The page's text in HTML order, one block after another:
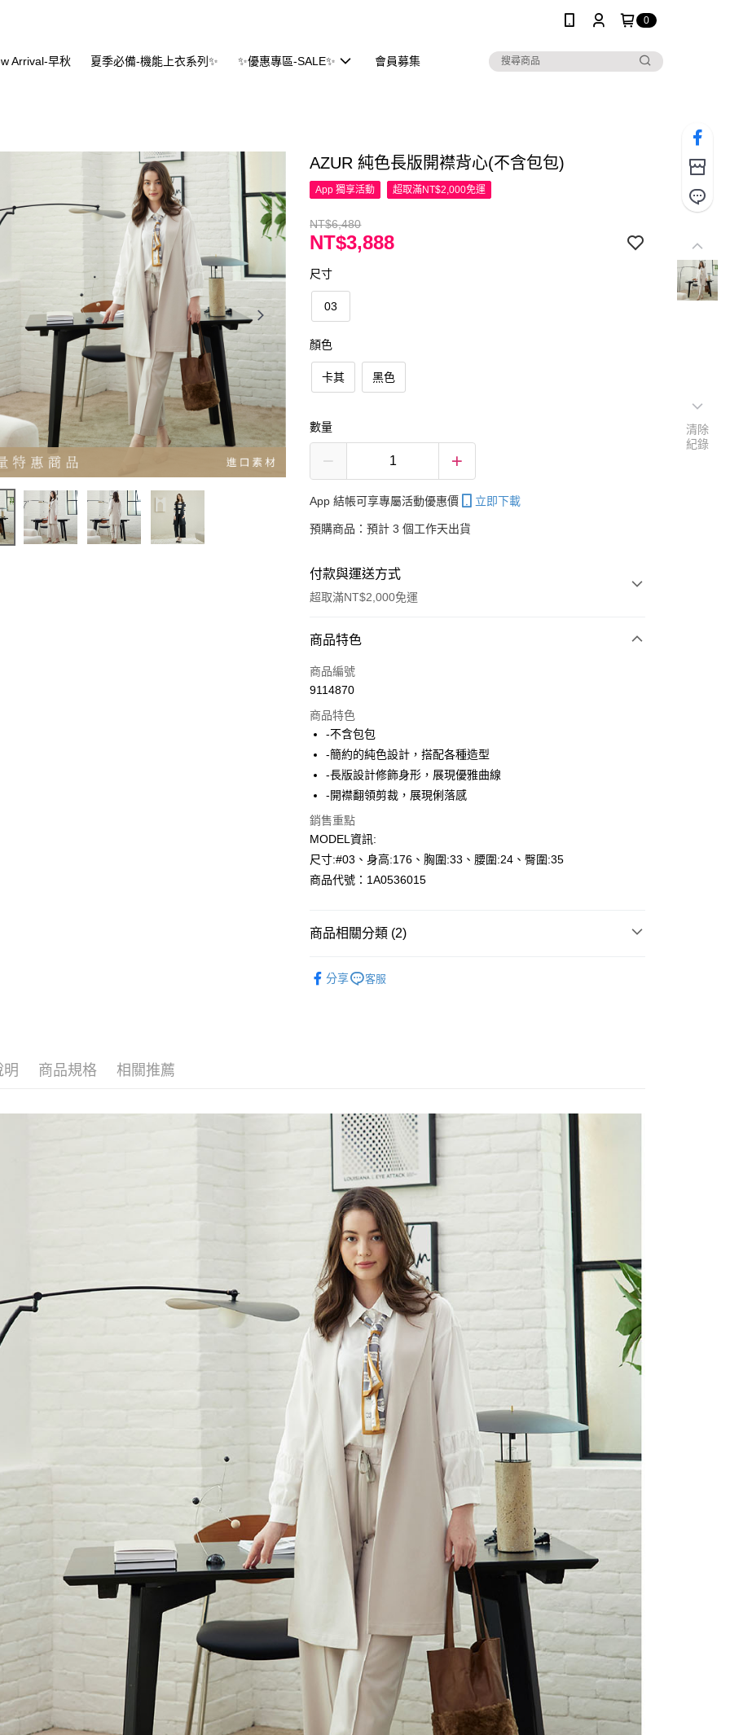
0
Arrival-早秋 夏季必備-機能上衣系列✨ ✨優惠專區-SALE✨ 會員募集
AZUR 純色長版開襟背心(不含包包)
App 獨享活動 超取滿NT$2,000免運
NT$6,480
NT$3,888
尺寸
03
顏色
卡其 黑色
數量
App 結帳可享專屬活動優惠價 立即下載
預購商品：預計 3 個工作天出貨
付款與運送方式
超取滿NT$2,000免運
付款方式
信用卡一次付款
LINE Pay
Apple Pay
悠遊付
Google Pay
相關說明
【關於「AFTEE先享後付」】
１．簡單：不需註冊會員、不需綁卡、不需儲值。
２．便利：只要手機號碼，簡訊認證，即可結帳。
【「AFTEE先享後付」結帳流程】
※ 交易是否成功請以「AFTEE先享後付 」之結帳頁面顯示為準，若有關於
是否繳費成功／繳費後需取消欲退款等相關疑問，請聯繫「AFTEE先享後
付客戶支援中心」https://netprotections.freshdesk.com/support/home
【注意事項】
１．透過由恩沛科技股份有限公司提供之「AFTEE先享後付」服務完成之
交易，需依本服務之必要範圍內提供個人資料，並將交易相關給付款項請
求債權轉讓予恩沛科技股份有限公司。
２．關於個人資料處理事宜，請瀏覽以下網址：
https://aftee.tw/terms/#terms3
３．未成年的使用者請事先徵得法定代理人或監護人之同意方可使用
「AFTEE先享後付」，若未經同意申辦者引起之損失，本公司不負相關責
任。
４．使用「AFTEE先享後付」時，將依據個別帳號之用戶狀況，依本公司
即時審查核予不同之上限額度；若仍有額度不足之情形，本公司將視審查
結果請求用戶進行身份認證。
５．嚴禁一人註冊多個帳號或使用他人資訊註冊。若發現惡意使用之情
形，恩沛科技股份有限公司將有權停止該用戶之使用額度並採取法律行
全家--滿2000元免運
付款後7-11取貨---滿2000元免運
每筆NT$60，滿NT$2,000(含以上)免運費
宅配-滿2000元免運
每筆NT$120，滿NT$2,000(含以上)免運費
商品特色
商品編號
9114870
商品特色
-不含包包
-簡約的純色設計，搭配各種造型
-長版設計修飾身形，展現優雅曲線
-開襟翻領剪裁，展現俐落感
銷售重點
MODEL資訊:
尺寸:#03、身高:176、胸圍:33、腰圍:24、臀圍:35
商品代號：1A0536015
商品相關分類 (2)
分享 客服
明 商品規格 相關推薦
清除
紀錄